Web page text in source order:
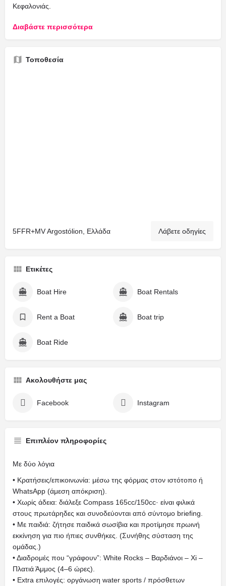
Κεφαλονιάς.
Διαβάστε περισσότερα
Τοποθεσία
5FFR+MV Argostólion, Ελλάδα Λάβετε οδηγίες
Ετικέτες
Boat Hire Boat Rentals
Rent a Boat Boat trip
Boat Ride
Ακολουθήστε μας
Facebook Instagram
Επιπλέον πληροφορίες
Με δύο λόγια
• Κρατήσεις/επικοινωνία: μέσω της φόρμας στον ιστότοπο ή
WhatsApp (άμεση απόκριση).
• Χωρίς άδεια: διάλεξε Compass 165cc/150cc· είναι φιλικά
στους πρωτάρηδες και συνοδεύονται από σύντομο briefing.
• Με παιδιά: ζήτησε παιδικά σωσίβια και προτίμησε πρωινή
εκκίνηση για πιο ήπιες συνθήκες. (Συνήθης σύσταση της
ομάδας.)
• Διαδρομές που “γράφουν”: White Rocks – Βαρδιάνοι – Xi –
Πλατιά Άμμος (4–6 ώρες).
• Extra επιλογές: οργάνωση water sports / πρόσθετων